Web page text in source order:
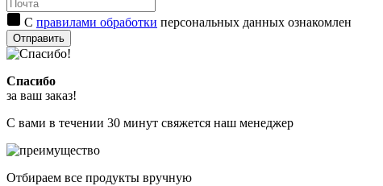
С правилами обработки персональных данных ознакомлен
Отправить
Спасибо
за ваш заказ!
С вами в течении 30 минут свяжется наш менеджер
Отбираем все продукты вручную